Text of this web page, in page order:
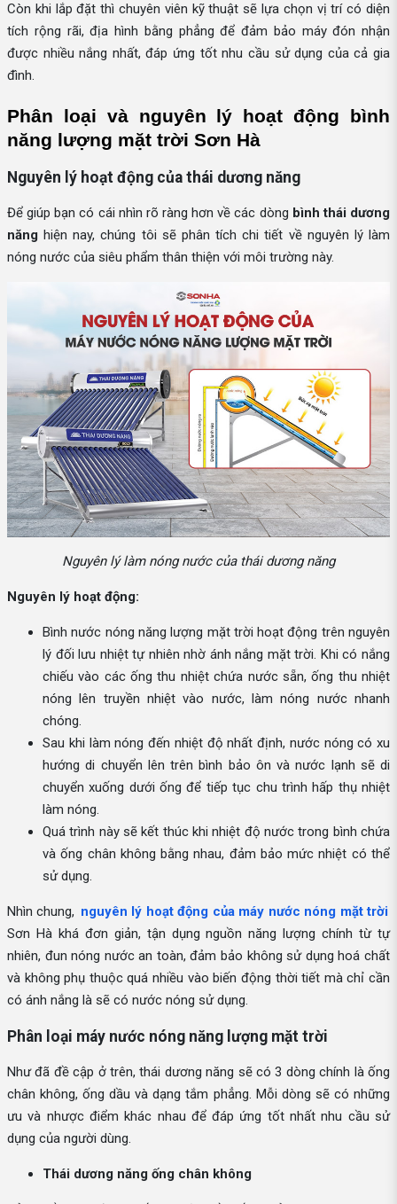
Còn khi lắp đặt thì chuyên viên kỹ thuật sẽ lựa chọn vị trí có diện
tích rộng rãi, địa hình bằng phẳng để đảm bảo máy đón nhận
được nhiều nắng nhất, đáp ứng tốt nhu cầu sử dụng của cả gia
đình.
Phân loại và nguyên lý hoạt động bình
năng lượng mặt trời Sơn Hà
Nguyên lý hoạt động của thái dương năng
Để giúp bạn có cái nhìn rõ ràng hơn về các dòng bình thái dương
năng hiện nay, chúng tôi sẽ phân tích chi tiết về nguyên lý làm
nóng nước của siêu phẩm thân thiện với môi trường này.
Nguyên lý làm nóng nước của thái dương năng
Nguyên lý hoạt động:
Bình nước nóng năng lượng mặt trời hoạt động trên nguyên
lý đối lưu nhiệt tự nhiên nhờ ánh nắng mặt trời. Khi có nắng
chiếu vào các ống thu nhiệt chứa nước sẵn, ống thu nhiệt
nóng lên truyền nhiệt vào nước, làm nóng nước nhanh
chóng.
Sau khi làm nóng đến nhiệt độ nhất định, nước nóng có xu
hướng di chuyển lên trên bình bảo ôn và nước lạnh sẽ di
chuyển xuống dưới ống để tiếp tục chu trình hấp thụ nhiệt
làm nóng.
Quá trình này sẽ kết thúc khi nhiệt độ nước trong bình chứa
và ống chân không bằng nhau, đảm bảo mức nhiệt có thể
sử dụng.
Nhìn chung, nguyên lý hoạt động của máy nước nóng mặt trời
Sơn Hà khá đơn giản, tận dụng nguồn năng lượng chính từ tự
nhiên, đun nóng nước an toàn, đảm bảo không sử dụng hoá chất
và không phụ thuộc quá nhiều vào biến động thời tiết mà chỉ cần
có ánh nắng là sẽ có nước nóng sử dụng.
Phân loại máy nước nóng năng lượng mặt trời
Như đã đề cập ở trên, thái dương năng sẽ có 3 dòng chính là ống
chân không, ống dầu và dạng tắm phẳng. Mỗi dòng sẽ có những
ưu và nhược điểm khác nhau để đáp ứng tốt nhất nhu cầu sử
dụng của người dùng.
Thái dương năng ống chân không